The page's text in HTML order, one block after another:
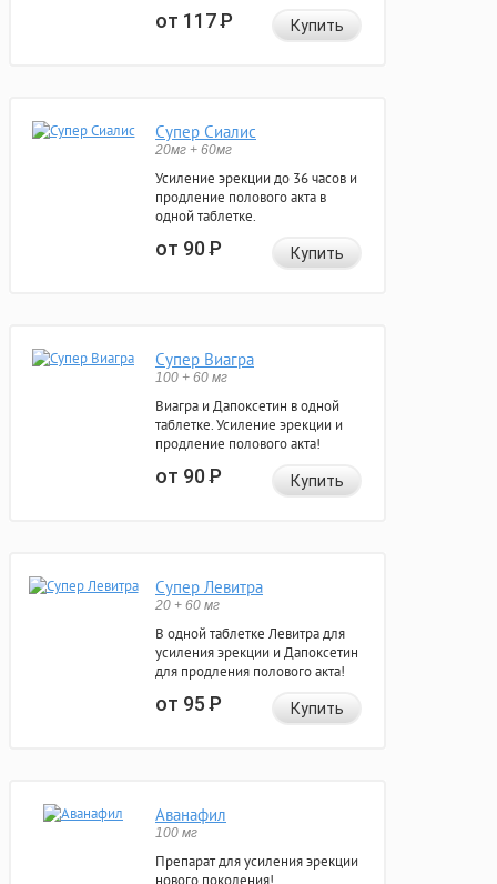
от 117Р Купить
Супер Сиалис
20мг + 60мг
Усиление эрекции до 36 часов и
продление полового акта в
одной таблетке.
от 90Р Купить
Супер Виагра
100 + 60 мг
Виагра и Дапоксетин в одной
таблетке. Усиление эрекции и
продление полового акта!
от 90Р Купить
Супер Левитра
20 + 60 мг
В одной таблетке Левитра для
усиления эрекции и Дапоксетин
для продления полового акта!
от 95Р Купить
Аванафил
100 мг
Препарат для усиления эрекции